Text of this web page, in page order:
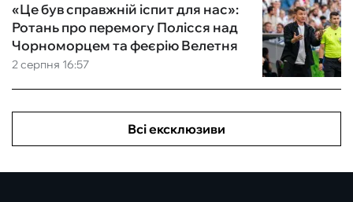
2 серпня 16:57
«Це був справжній іспит для нас»:
Ротань про перемогу Полісся над
Чорноморцем та феєрію Велетня
Всі ексклюзиви